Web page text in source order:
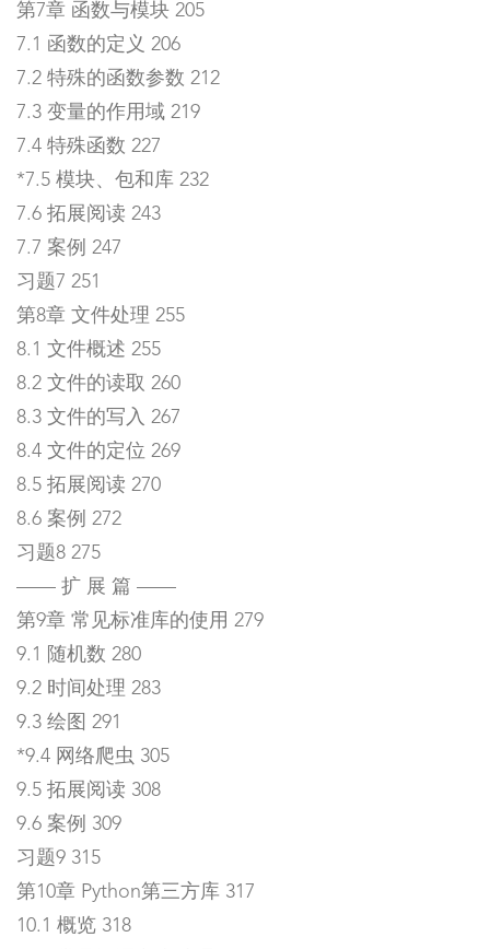
第7章 函数与模块 205
7.1 函数的定义 206
7.2 特殊的函数参数 212
7.3 变量的作用域 219
7.4 特殊函数 227
*7.5 模块、包和库 232
7.6 拓展阅读 243
7.7 案例 247
习题7 251
第8章 文件处理 255
8.1 文件概述 255
8.2 文件的读取 260
8.3 文件的写入 267
8.4 文件的定位 269
8.5 拓展阅读 270
8.6 案例 272
习题8 275
—— 扩 展 篇 ——
第9章 常见标准库的使用 279
9.1 随机数 280
9.2 时间处理 283
9.3 绘图 291
*9.4 网络爬虫 305
9.5 拓展阅读 308
9.6 案例 309
习题9 315
第10章 Python第三方库 317
10.1 概览 318